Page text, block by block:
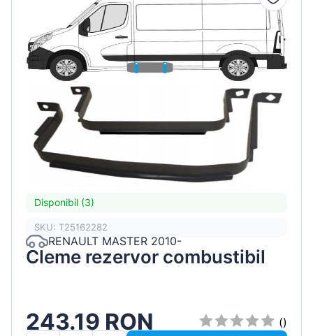
Disponibil (3)
SKU: T25162282
RENAULT MASTER 2010-
Cleme rezervor combustibil
243.19 RON
()